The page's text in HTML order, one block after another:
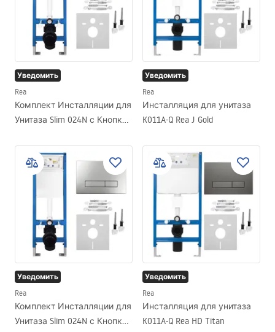
Уведомить
Rea
Комплект Инсталляции для
Унитаза Slim 024N с Кнопкой
Уведомить
Rea
Инсталляция для унитаза
K011A-Q Rea J Gold
Уведомить
Rea
Комплект Инсталляции для
Унитаза Slim 024N с Кнопкой
Уведомить
Rea
Инсталляция для унитаза
K011A-Q Rea HD Titan